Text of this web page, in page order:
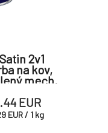
2v1
na kov,
mech,
EUR
EUR/ 1 kg